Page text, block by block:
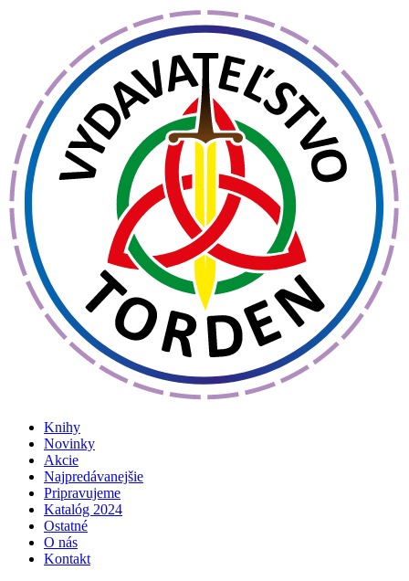
Knihy
Novinky
Akcie
Najpredávanejšie
Pripravujeme
Katalóg 2024
Ostatné
O nás
Kontakt